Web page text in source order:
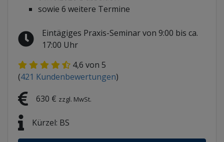
sowie 6 weitere Termine
Eintägiges Praxis-Seminar von 9:00 bis ca.
17:00 Uhr
4,6 von 5
(421 Kundenbewertungen)
630 € zzgl. MwSt.
Kürzel: BS